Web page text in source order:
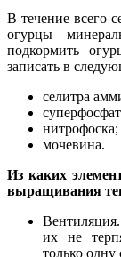
В течение всего
огурцы
подкормить
записать в
cелитра
нитрофоска;
мочевина.
Из каких
выращивания
их не
только одну